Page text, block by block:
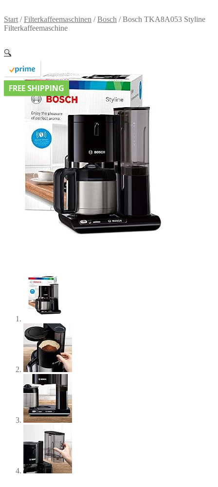
Start /Filterkaffeemaschinen /Bosch /Bosch TKA8A053 Styline
Filterkaffeemaschine
🔍
FREE SHIPPING